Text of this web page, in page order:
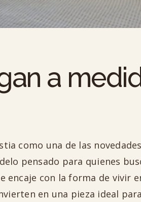
a
como una de las
pensado para quienes
encaje con la forma de vivir
en una pieza ideal